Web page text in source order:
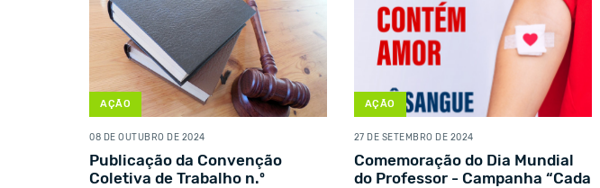
AÇÃO
08 DE OUTUBRO DE 2024
Publicação da Convenção
Coletiva de Trabalho n.º
AÇÃO
27 DE SETEMBRO DE 2024
Comemoração do Dia Mundial
do Professor - Campanha “Cada